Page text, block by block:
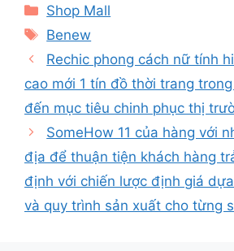
Categories
Shop Mall
Tags
Benew
Rechic phong cách nữ tính
cao mới 1 tín đồ thời trang
đến mục tiêu chinh phục thị
SomeHow 11 của hàng với
địa để thuận tiện khách hàng
định với chiến lược định giá
và quy trình sản xuất cho từng